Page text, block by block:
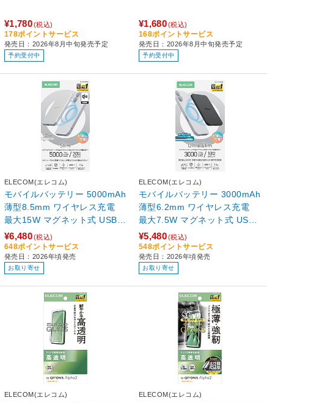
¥1,780(税込)
178ポイントサービス
発売日：2026年8月中旬発売予定
予約受付中
¥1,680(税込)
168ポイントサービス
発売日：2026年8月中旬発売予定
予約受付中
ELECOM(エレコム)
モバイルバッテリー 5000mAh
薄型8.5mm ワイヤレス充電
最大15W マグネット式 USB-
Cポート×1 Qi2準拠 機内持ち
込み可 PSE適合 USB-Cケーブ
ル付き MagSafe対応 iPhone/
Android対応 シルバー DE-C9
5-5000SV
¥6,480(税込)
648ポイントサービス
発売日：2026年頃発売
お取り寄せ
ELECOM(エレコム)
モバイルバッテリー 3000mAh
薄型6.2mm ワイヤレス充電
最大7.5W マグネット式 USB-
Cポート×1 機内持ち込み可 P
SE適合 USB-Cケーブル付き
MagSafe対応 iPhone対応 ブ
ラック DE-C94-3000BK ［1
ポート］
¥5,480(税込)
548ポイントサービス
発売日：2026年頃発売
お取り寄せ
ELECOM(エレコム) ELECOM(エレコム)